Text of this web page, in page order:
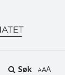
Søk A